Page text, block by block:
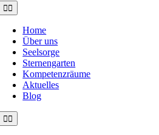
Toggle
Navigation
Home
Über uns
Seelsorge
Sternengarten
Kompetenzräume
Aktuelles
Blog
Toggle
Navigation